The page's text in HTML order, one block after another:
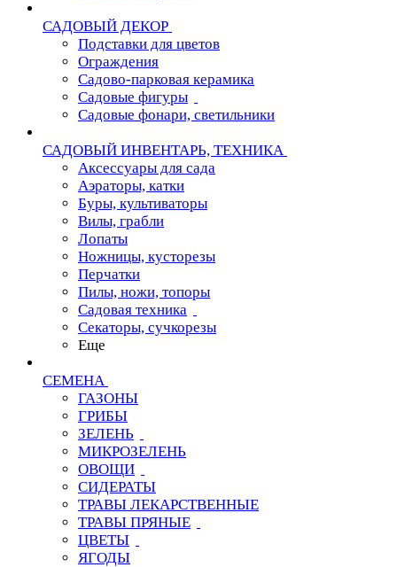
САДОВЫЙ ДЕКОР
Подставки для цветов
Ограждения
Садово-парковая керамика
Садовые фигуры
Садовые фонари, светильники
САДОВЫЙ ИНВЕНТАРЬ, ТЕХНИКА
Аксессуары для сада
Аэраторы, катки
Буры, культиваторы
Вилы, грабли
Лопаты
Ножницы, кусторезы
Перчатки
Пилы, ножи, топоры
Садовая техника
Секаторы, сучкорезы
Еще
СЕМЕНА
ГАЗОНЫ
ГРИБЫ
ЗЕЛЕНЬ
МИКРОЗЕЛЕНЬ
ОВОЩИ
СИДЕРАТЫ
ТРАВЫ ЛЕКАРСТВЕННЫЕ
ТРАВЫ ПРЯНЫЕ
ЦВЕТЫ
ЯГОДЫ